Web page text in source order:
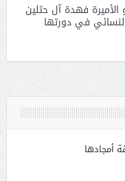
فهدة آل حثلين
النسائي في دورتها
أمجادها